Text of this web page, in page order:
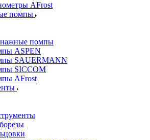
AFrost
помпы
помпы
ASPEN
SAUERMANN
SICCOM
AFrost